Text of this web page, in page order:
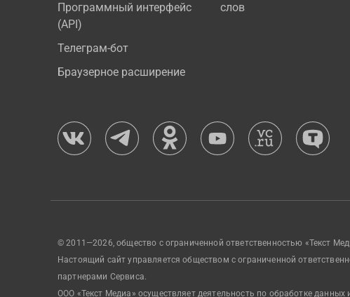
Программный интерфейс
(API)
Телеграм-бот
Браузерное расширение
слов
© 2011—2026, общество с ограниченной ответственностью «Текст
Настоящий сайт управляется обществом с ограниченной
партнерами Сервиса.
ООО «Текст Медиа» осуществляет деятельность по обработке